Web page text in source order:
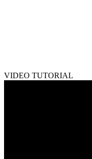
VIDEO TUTORIAL